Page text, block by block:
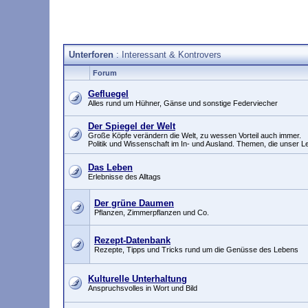
Unterforen: Interessant & Kontrovers
Forum
Gefluegel
Alles rund um Hühner, Gänse und sonstige Federviecher
Der Spiegel der Welt
Große Köpfe verändern die Welt, zu wessen Vorteil auch immer.
Politik und Wissenschaft im In- und Ausland. Themen, die unser
Das Leben
Erlebnisse des Alltags
Der grüne Daumen
Pflanzen, Zimmerpflanzen und Co.
Rezept-Datenbank
Rezepte, Tipps und Tricks rund um die Genüsse des Lebens
Kulturelle Unterhaltung
Anspruchsvolles in Wort und Bild